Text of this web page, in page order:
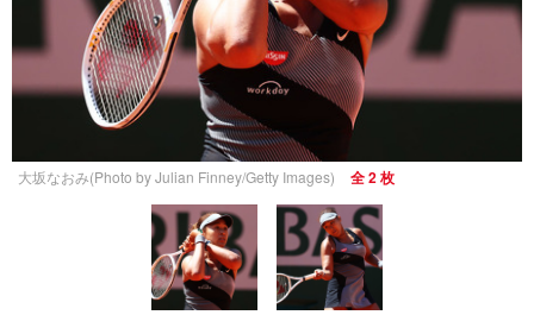
大坂なおみ(Photo by Julian Finney/Getty Images) 全 2 枚